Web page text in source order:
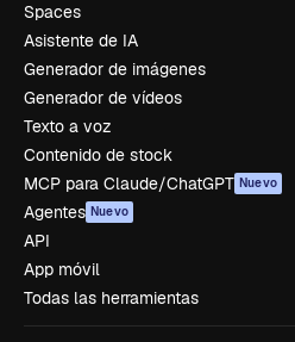
Spaces
Asistente de IA
Generador de imágenes
Generador de vídeos
Texto a voz
Contenido de stock
MCP para Claude/ChatGPT Nuevo
Agentes Nuevo
API
App móvil
Todas las herramientas